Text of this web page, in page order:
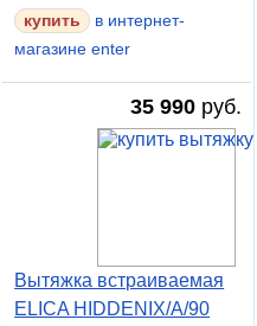
в интернет-
магазине enter
35 990 руб.
Вытяжка встраиваемая
ELICA HIDDENIX/A/90